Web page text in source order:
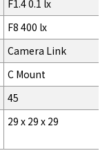
F1.4 0.1 lx
F8 400 lx
Camera Link
C Mount
45
29 x 29 x 29